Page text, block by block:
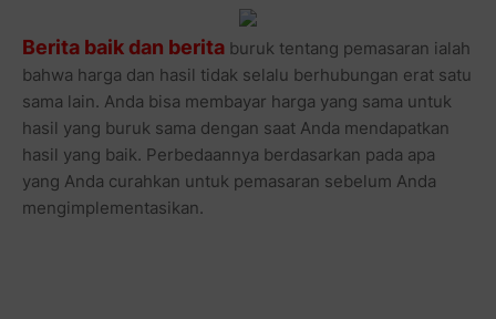
Berita baik dan berita buruk tentang pemasaran ialah
bahwa harga dan hasil tidak selalu berhubungan erat satu
sama lain. Anda bisa membayar harga yang sama untuk
hasil yang buruk sama dengan saat Anda mendapatkan
hasil yang baik. Perbedaannya berdasarkan pada apa
yang Anda curahkan untuk pemasaran sebelum Anda
mengimplementasikan.